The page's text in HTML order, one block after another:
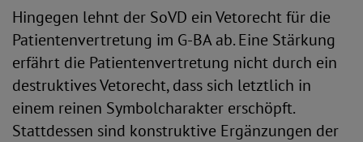
Hingegen lehnt der SoVD ein Vetorecht für die
Patientenvertretung im G-BA ab. Eine Stärkung
erfährt die Patientenvertretung nicht durch ein
destruktives Vetorecht, dass sich letztlich in
einem reinen Symbolcharakter erschöpft.
Stattdessen sind konstruktive Ergänzungen der